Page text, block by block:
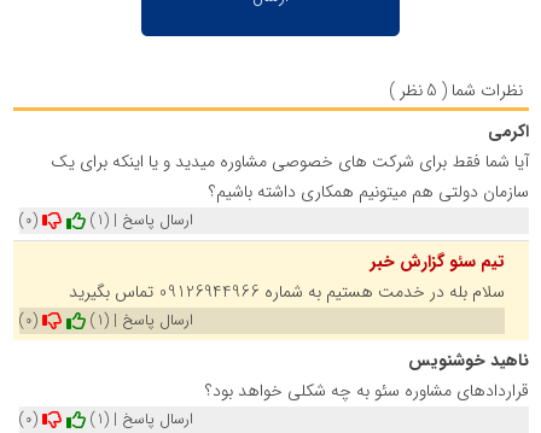
نظرات شما ( 5 نظر )
اکرمی
آیا شما فقط برای شرکت های خصوصی مشاوره میدید و یا اینکه برای یک
سازمان دولتی‌ هم میتونیم همکاری داشته باشیم؟
(1)
(0) ارسال پاسخ |
تیم سئو گزارش خبر
سلام بله در خدمت هستیم به شماره 09126944966 تماس بگیرید
(1)
(0) ارسال پاسخ |
ناهید خوشنویس
قراردادهای مشاوره سئو به چه شکلی خواهد بود؟
(1)
(0) ارسال پاسخ |